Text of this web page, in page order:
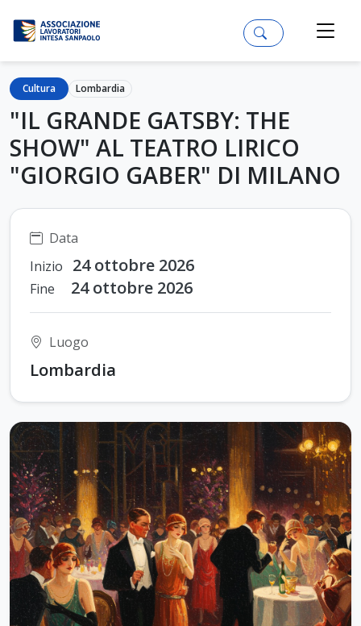
Cultura Lombardia
"IL GRANDE GATSBY: THE
SHOW" AL TEATRO LIRICO
"GIORGIO GABER" DI MILANO
Data
Inizio
24 ottobre 2026
Fine 24 ottobre 2026
Luogo
Lombardia